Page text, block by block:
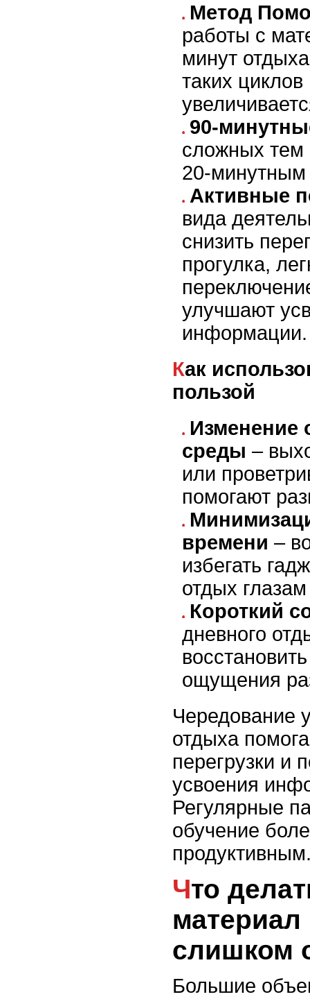
Метод
работы с
минут
таких
90-
сложных тем
20-
Активные
вида
снизить
прогулка,
улучшают
информации.
Как использовать отдых с
пользой
Изменение
среды –
или
помогают
времени –
избегать
отдых
Короткий
дневного
ощущения
Чередование
отдыха
перегрузки и
усвоения
Регулярные
обучение
Что делать, если
материал
слишком
Большие